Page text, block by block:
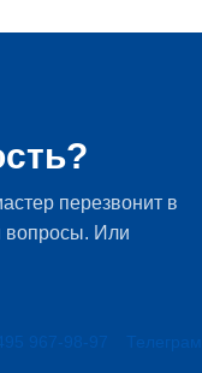
перезвонит в
вопросы. Или
967-98-97 Телеграм